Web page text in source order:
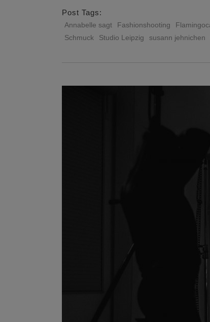
Post Tags:
Annabelle sagt Fashionshooting
Schmuck
Studio Leipzig susann jehnichen